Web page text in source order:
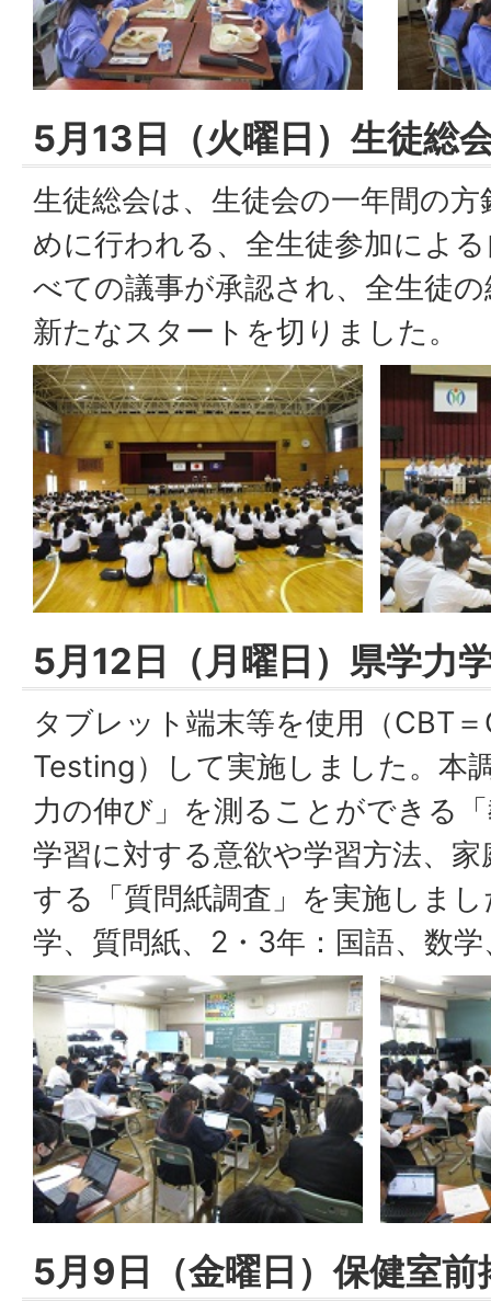
5月13日（火曜日）生徒総
生徒総会は、生徒会の一年間の
めに行われる、全生徒参加によ
べての議事が承認され、全生徒
新たなスタートを切りました。
5月12日（月曜日）県学力
タブレット端末等を使用（CBT
Testing）して実施しました。本
力の伸び」を測ることができる
学習に対する意欲や学習方法、
する「質問紙調査」を実施しま
学、質問紙、2・3年：国語、数
5月9日（金曜日）保健室前